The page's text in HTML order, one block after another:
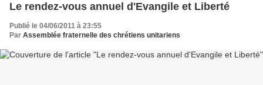
Le rendez-vous annuel d'Evangile et Liberté
Publié le 04/06/2011 à 23:55
Par Assemblée fraternelle des chrétiens unitariens